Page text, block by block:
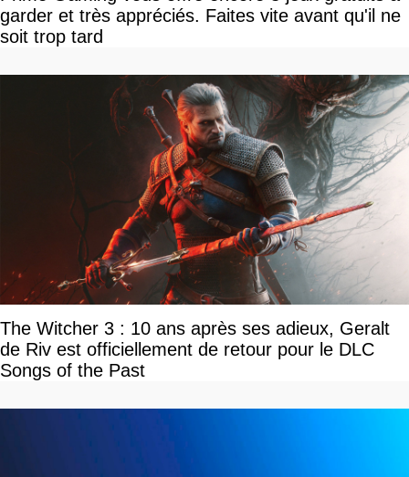
garder et très appréciés. Faites vite avant qu'il ne
soit trop tard
The Witcher 3 : 10 ans après ses adieux, Geralt
de Riv est officiellement de retour pour le DLC
Songs of the Past